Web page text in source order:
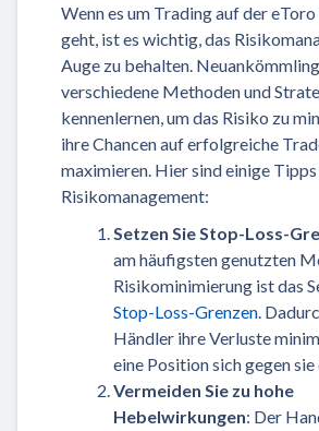
Wenn es um Trading auf der
geht, ist es wichtig, das
Auge zu behalten.
verschiedene Methoden und
kennenlernen, um das Risiko zu
ihre Chancen auf erfolgreiche
maximieren. Hier sind einige
Risikomanagement:
Setzen Sie Stop-Loss-
am häufigsten genutzten
Risikominimierung ist das
Stop-Loss-Grenzen.
Händler ihre Verluste
eine Position sich gegen
Vermeiden Sie zu hohe
Hebelwirkungen: Der